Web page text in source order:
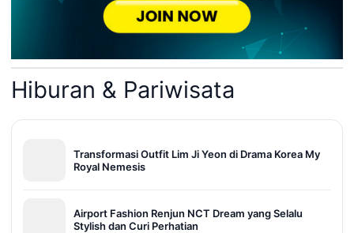
Hiburan & Pariwisata
Transformasi Outfit Lim Ji Yeon di Drama Korea My
Royal Nemesis
Airport Fashion Renjun NCT Dream yang Selalu
Stylish dan Curi Perhatian